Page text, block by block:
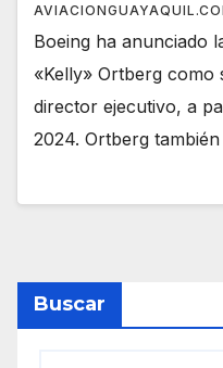
Boeing ha anunciado
«Kelly» Ortberg
director ejecutivo, a
2024. Ortberg
Buscar